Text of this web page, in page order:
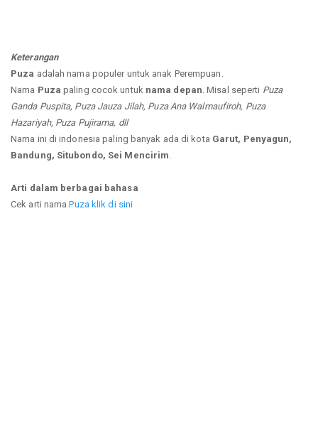
Keterangan
Puza adalah nama populer untuk anak Perempuan.
Nama Puza paling cocok untuk nama depan . Misal seperti Puza
Ganda Puspita, Puza Jauza Jilah, Puza Ana Walmaufiroh, Puza
Hazariyah, Puza Pujirama, dll
Nama ini di indonesia paling banyak ada di kota Garut, Penyagun,
Bandung, Situbondo, Sei Mencirim
Arti dalam berbagai bahasa
Cek arti namaPuza klik di sini